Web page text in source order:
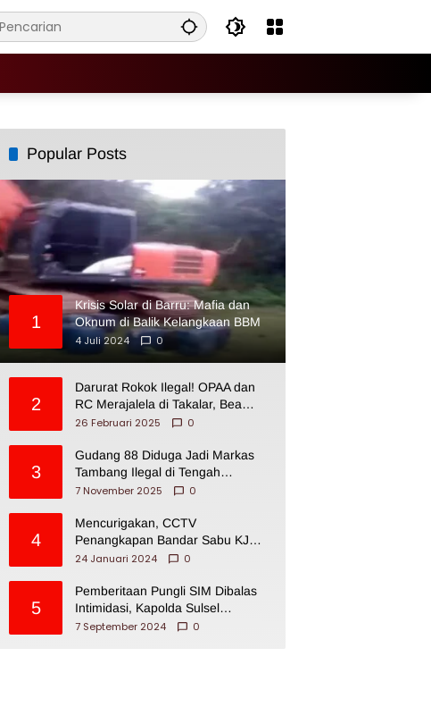
Popular Posts
1
Krisis Solar di Barru: Mafia dan
Oknum di Balik Kelangkaan BBM
4 Juli 2024
0
2
Darurat Rokok Ilegal! OPAA dan
RC Merajalela di Takalar, Bea
Cukai Impoten
26 Februari 2025 0
3
Gudang 88 Diduga Jadi Markas
Tambang Ilegal di Tengah
Permukiman Warga Makassar
7 November 2025 0
4
Mencurigakan, CCTV
Penangkapan Bandar Sabu KJ
Disita Oknum BNNP Sulsel
24 Januari 2024 0
5
Pemberitaan Pungli SIM Dibalas
Intimidasi, Kapolda Sulsel
Dikecam PJI Sulsel
7 September 2024 0